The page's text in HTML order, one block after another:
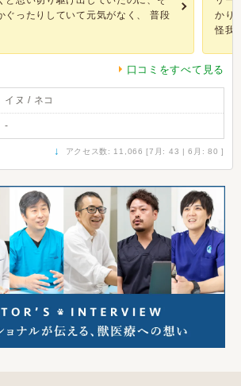
ぐったりしていて元気がなく、 普段
かり
怪我
口コミをすべて見る
イヌ / ネコ
-
↓ アクセス数: 11,066 [7月: 43 | 6月: 80 ]